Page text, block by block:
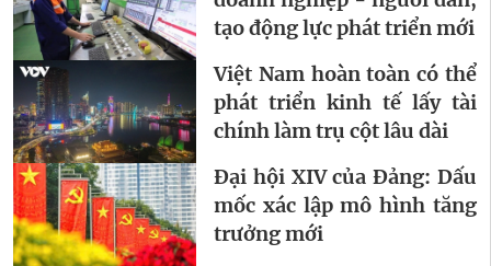
tạo động lực phát triển mới
Việt Nam hoàn toàn có thể
phát triển kinh tế lấy tài
chính làm trụ cột lâu dài
Đại hội XIV của Đảng: Dấu
mốc xác lập mô hình tăng
trưởng mới